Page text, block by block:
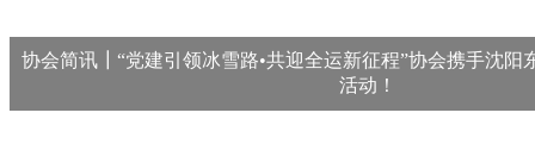
协会简讯┃“党建引领冰雪路•共迎全运新征程”协会携手沈阳
活动！